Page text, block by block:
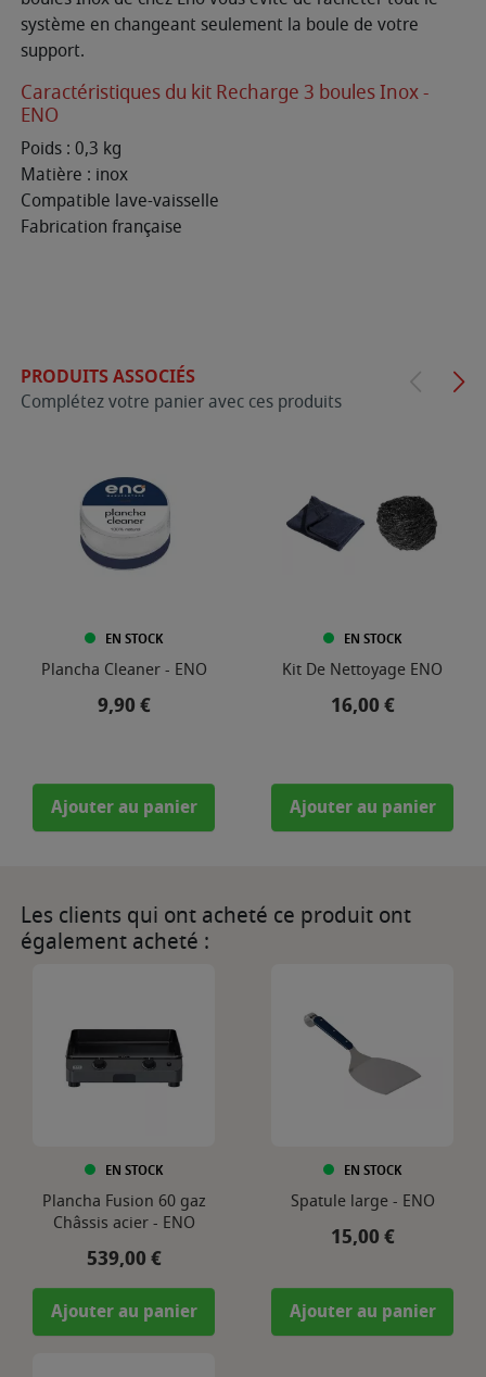
système en changeant seulement la boule de votre
support.
Caractéristiques du kit Recharge 3 boules Inox -
ENO
Poids : 0,3 kg
Matière : inox
Compatible lave-vaisselle
Fabrication française
PRODUITS ASSOCIÉS
Complétez votre panier avec ces produits
EN STOCK
Plancha Cleaner - ENO
Prix
9,90 €
Ajouter au panier
EN STOCK
Kit De Nettoyage ENO
Prix
16,00 €
Ajouter au panier
Les clients qui ont acheté ce produit ont
également acheté :
EN STOCK
Plancha Fusion 60 gaz
Châssis acier - ENO
Prix
539,00 €
Ajouter au panier
EN STOCK
Spatule large - ENO
Prix
15,00 €
Ajouter au panier